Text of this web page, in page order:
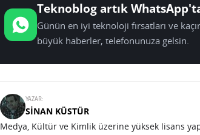
Teknoblog artık
Günün en iyi teknoloji fırsatları ve
büyük haberler, telefonunuza gelsin.
YAZAR:
SINAN KÜSTÜR
Medya, Kültür ve Kimlik üzerine yüksek lisans